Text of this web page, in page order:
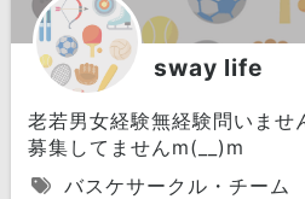
sway life
老若男女経験無経験問いませ
募集してませんm(__)m
バスケサークル・チーム